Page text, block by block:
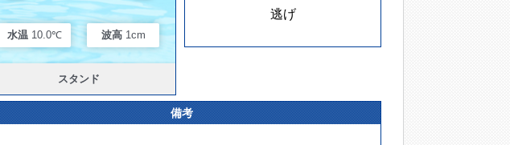
水温 10.0℃ 波高 1cm
スタンド
逃げ
備考